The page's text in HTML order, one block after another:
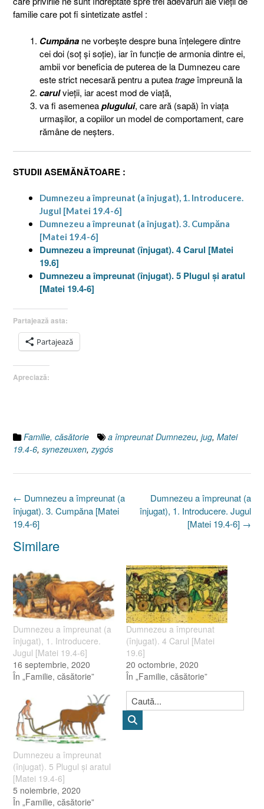
familie care pot fi sintetizate astfel :
Cumpăna ne vorbeşte despre buna înţelegere dintre
cei doi (soţ şi soţie), iar în funcţie de armonia dintre ei,
ambii vor beneficia de puterea de la Dumnezeu care
este strict necesară pentru a puteatrageîmpreună la
carulvieţii, iar acest mod de viaţă,
va fi asemeneaplugului, care ară (sapă) în viaţa
urmaşilor, a copiilor un model de comportament, care
rămâne de neşters.
STUDII ASEMĂNĂTOARE :
Dumnezeu a împreunat (a înjugat), 1. Introducere.
Jugul [Matei 19.4-6]
Dumnezeu a împreunat (a înjugat). 3. Cumpăna
[Matei 19.4-6]
Dumnezeu a împreunat (înjugat). 4 Carul [Matei
19.6]
Dumnezeu a împreunat (înjugat). 5 Plugul şi aratul
[Matei 19.4-6]
Partajează asta:
Partajează
Apreciază:
Familie, căsătorie a împreunat Dumnezeu, jug, Matei
19.4-6, synezeuxen, zygós
Post
navigation
Dumnezeu a împreunat (a
înjugat), 1. Introducere. Jugul
[Matei 19.4-6] →
← Dumnezeu a împreunat (a
înjugat). 3. Cumpăna [Matei
19.4-6]
Similare
Dumnezeu a împreunat (a
înjugat), 1. Introducere.
Jugul [Matei 19.4-6]
16 septembrie, 2020
În „Familie, căsătorie”
Dumnezeu a împreunat
(înjugat). 4 Carul [Matei
19.6]
20 octombrie, 2020
În „Familie, căsătorie”
Dumnezeu a împreunat
(înjugat). 5 Plugul şi aratul
[Matei 19.4-6]
5 noiembrie, 2020
În „Familie, căsătorie”